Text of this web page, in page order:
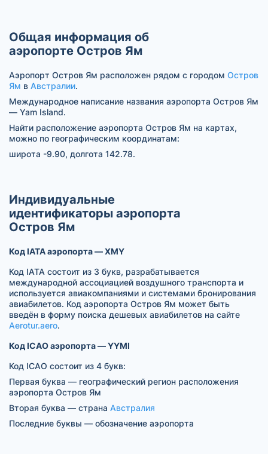
Общая информация об
аэропорте Остров Ям
Аэропорт Остров Ям расположен рядом с городом Остров
Ям в Австралии.
Международное написание названия аэропорта Остров Ям
— Yam Island.
Найти расположение аэропорта Остров Ям на картах,
можно по географическим координатам:
широта -9.90, долгота 142.78.
Индивидуальные
идентификаторы аэропорта
Остров Ям
Код IATA аэропорта — XMY
Код IATA состоит из 3 букв, разрабатывается
международной ассоциацией воздушного транспорта и
используется авиакомпаниями и системами бронирования
авиабилетов. Код аэропорта Остров Ям может быть
введён в форму поиска дешевых авиабилетов на сайте
Aerotur.aero.
Код ICAO аэропорта — YYMI
Код ICAO состоит из 4 букв:
Первая буква — географический регион расположения
аэропорта Остров Ям
Вторая буква — страна Австралия
Последние буквы — обозначение аэропорта